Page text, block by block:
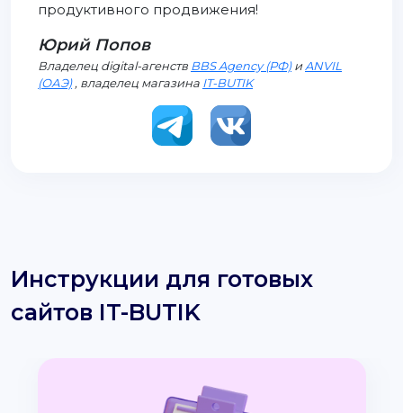
продуктивного продвижения!
Юрий Попов
Владелец digital-агенств BBS Agency (РФ)иANVIL
(ОАЭ), владелец магазина IT-BUTIK
Инструкции для готовых
сайтов IT-BUTIK